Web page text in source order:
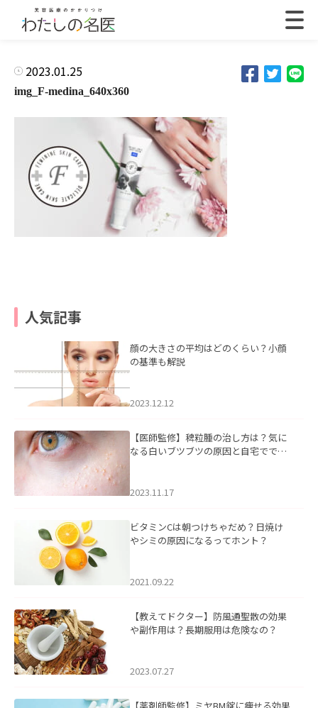
2023.01.25
img_F-medina_640x360
人気記事
顔の大きさの平均はどのくらい？小顔
の基準も解説
2023.12.12
【医師監修】稗粒腫の治し方は？気に
なる白いブツブツの原因と自宅ででき
2023.11.17
ビタミンCは朝つけちゃだめ？日焼け
やシミの原因になるってホント？
2021.09.22
【教えてドクター】防風通聖散の効果
や副作用は？長期服用は危険なの？
2023.07.27
【薬剤師監修】ミヤBM錠に痩せる効果